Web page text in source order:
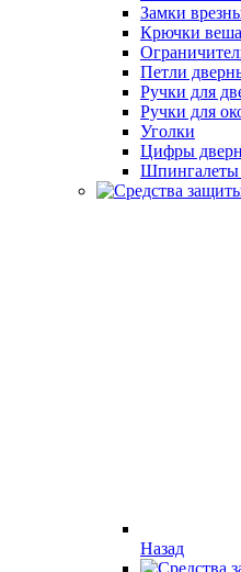
Замки
Крючки
Петли
Ручки для
Ручки для
Уголки
Цифры
Шпингалеты
Назад